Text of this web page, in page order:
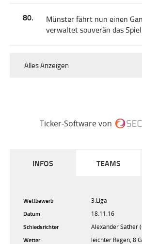
80.
Münster fährt nun einen
verwaltet souverän das
Alles Anzeigen
Ticker-Software von
INFOS TEAMS
Wettbewerb
3.Liga
Datum
18.11.16
Schiedsrichter
Alexander Sather
Wetter
leichter Regen, 8